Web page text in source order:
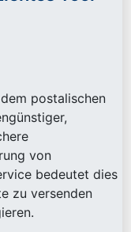
postalischen
von
bedeutet dies
zu versenden